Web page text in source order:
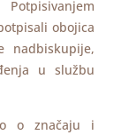
obojica
nadbiskupije,
u službu
o značaju i